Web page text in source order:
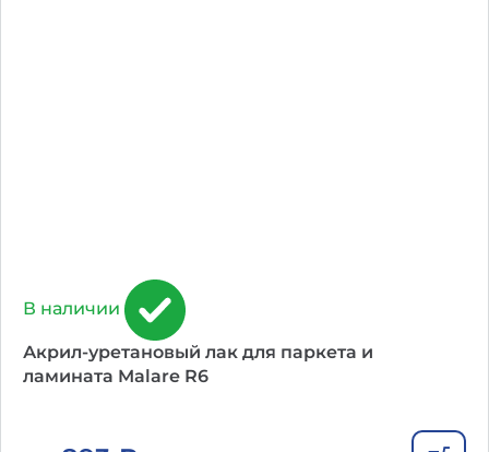
В наличии
Акрил-уретановый лак для паркета и
ламината Malare R6